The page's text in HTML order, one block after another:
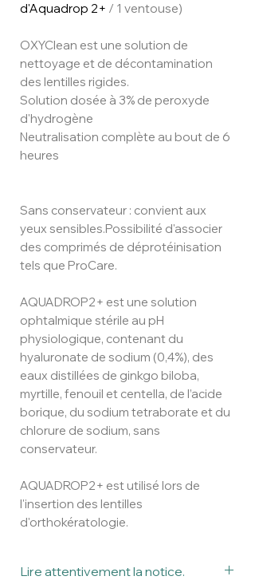
d'Aquadrop 2+ / 1 ventouse)
OXYClean est une solution de
nettoyage et de décontamination
des lentilles rigides.
Solution dosée à 3% de peroxyde
d'hydrogène
Neutralisation complète au bout de 6
heures
Sans conservateur : convient aux
yeux sensibles.Possibilité d'associer
des comprimés de déprotéinisation
tels que ProCare.
AQUADROP2+ est une solution
ophtalmique stérile au pH
physiologique, contenant du
hyaluronate de sodium (0,4%), des
eaux distillées de ginkgo biloba,
myrtille, fenouil et centella, de l’acide
borique, du sodium tetraborate et du
chlorure de sodium, sans
conservateur.
AQUADROP2+ est utilisé lors de
l'insertion des lentilles
d'orthokératologie.
Lire attentivement la notice.